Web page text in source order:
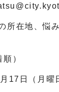
所在地、悩
）
17日（月曜